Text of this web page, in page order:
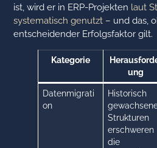
ist, wird er in ERP-Projekten laut
systematisch genutzt – und das,
entscheidender Erfolgsfaktor gilt.
Kategorie
ung
Datenmigrati
on
Historisch
Strukturen
erschweren
die